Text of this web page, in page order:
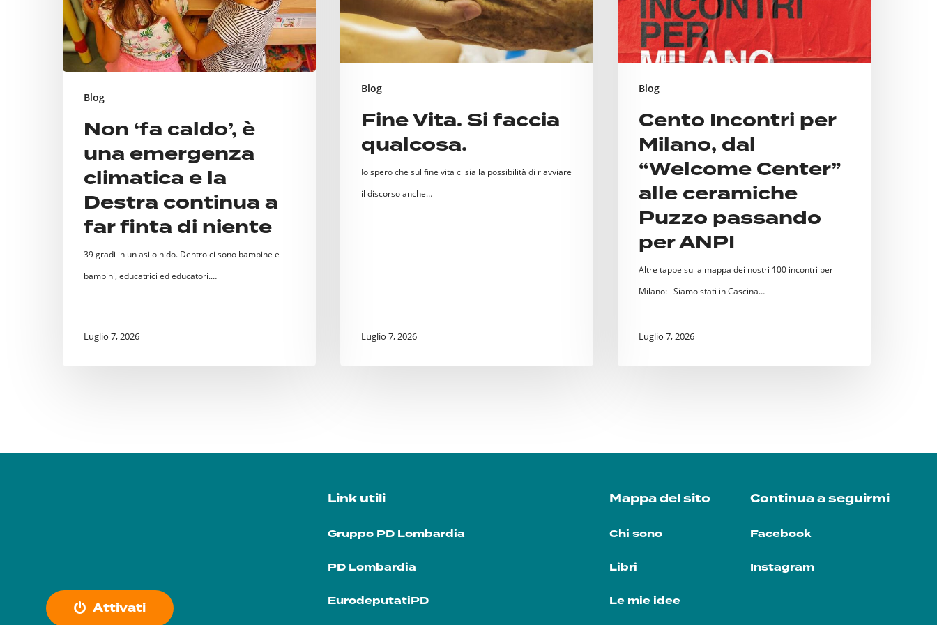
Blog
emergenza
climatica
e
la
Destra
continua
finta
niente
Non ‘fa caldo’, è
una emergenza
climatica e la
Destra continua a
far finta di niente
39 gradi in un asilo nido. Dentro ci sono bambine e
bambini, educatrici ed educatori.…
Luglio 7, 2026
Blog
Fine Vita. Si faccia
qualcosa.
Io spero che sul fine vita ci sia la possibilità di riavviare
il discorso anche…
Luglio 7, 2026
Blog
“Welcome
Center”
alle
Puzzo
passando
ANPI
Cento Incontri per
Milano, dal
“Welcome Center”
alle ceramiche
Puzzo passando
per ANPI
Altre tappe sulla mappa dei nostri 100 incontri per
Milano: Siamo stati in Cascina…
Luglio 7, 2026
Attivati
Link utili
Gruppo PD Lombardia
PD Lombardia
EurodeputatiPD
Mappa del sito
Chi sono
Libri
Le mie idee
Continua a seguirmi
Facebook
Instagram